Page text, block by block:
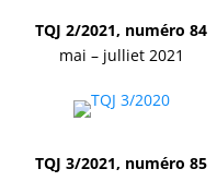
TQJ 2/2021, numéro 84
mai – julliet 2021
TQJ 3/2021, numéro 85